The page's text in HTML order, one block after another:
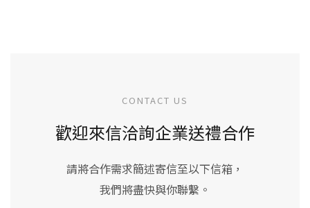
CONTACT US
歡迎來信洽詢企業送禮合作
請將合作需求簡述寄信至以下信箱，
我們將盡快與你聯繫。